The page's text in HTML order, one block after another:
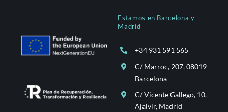
Estamos en Barcelona y
Madrid
+34 931 591 565
C/ Marroc, 207, 08019
Barcelona
C/ Vicente Gallego, 10,
Ajalvir, Madrid